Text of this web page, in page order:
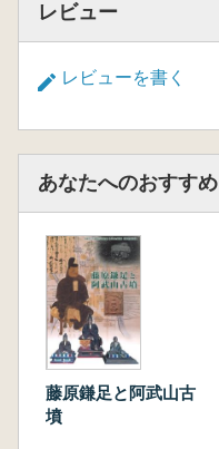
レビュー
レビューを書く
あなたへのおすすめ
藤原鎌足と阿武山古
墳